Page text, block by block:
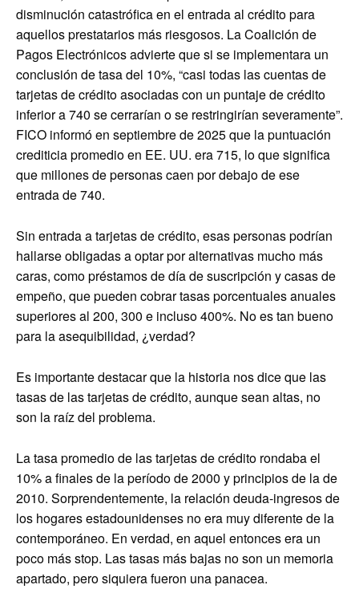
disminución catastrófica en el entrada al crédito para
aquellos prestatarios más riesgosos. La Coalición de
Pagos Electrónicos advierte que si se implementara un
conclusión de tasa del 10%, “casi todas las cuentas de
tarjetas de crédito asociadas con un puntaje de crédito
inferior a 740 se cerrarían o se restringirían severamente”.
FICO informó en septiembre de 2025 que la puntuación
crediticia promedio en EE. UU. era 715, lo que significa
que millones de personas caen por debajo de ese
entrada de 740.
Sin entrada a tarjetas de crédito, esas personas podrían
hallarse obligadas a optar por alternativas mucho más
caras, como préstamos de día de suscripción y casas de
empeño, que pueden cobrar tasas porcentuales anuales
superiores al 200, 300 e incluso 400%. No es tan bueno
para la asequibilidad, ¿verdad?
Es importante destacar que la historia nos dice que las
tasas de las tarjetas de crédito, aunque sean altas, no
son la raíz del problema.
La tasa promedio de las tarjetas de crédito rondaba el
10% a finales de la período de 2000 y principios de la de
2010. Sorprendentemente, la relación deuda-ingresos de
los hogares estadounidenses no era muy diferente de la
contemporáneo. En verdad, en aquel entonces era un
poco más stop. Las tasas más bajas no son un memoria
apartado, pero siquiera fueron una panacea.